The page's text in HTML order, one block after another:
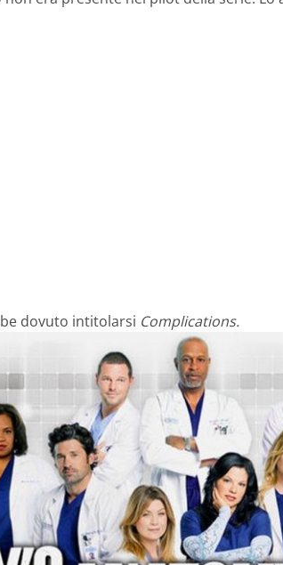
dovuto intitolarsi Complications.